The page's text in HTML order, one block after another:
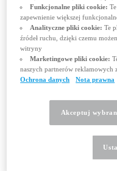
EPLAN Pro
EPLAN Smart
EPLAN
EPLAN
EPLAN Cable
EPLAN
EPLAN Data
Wersja
Funkcjonalne pliki cookie:
zapewnienie większej
Analityczne pliki cookie: Te
źródeł ruchu, dzięki czemu
witryny
Marketingowe pliki cookie:
naszych partnerów reklamowych
Ochrona danych
Nota prawna
Akceptuj